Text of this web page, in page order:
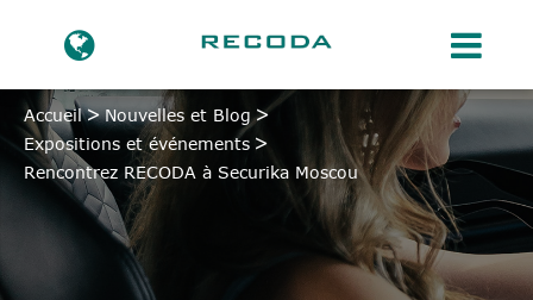
Accueil
Nouvelles et Blog
Expositions et événements
Rencontrez RECODA à Securika Moscou